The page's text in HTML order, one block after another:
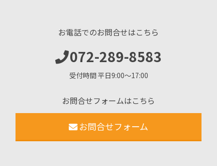
お電話でのお問合せはこちら
072-289-8583
受付時間 平日9:00〜17:00
お問合せフォームはこちら
お問合せフォーム